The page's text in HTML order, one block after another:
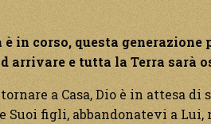
in corso, questa generazione
arrivare e tutta la Terra sarà
a Casa, Dio è in attesa di
Suoi figli, abbandonatevi a